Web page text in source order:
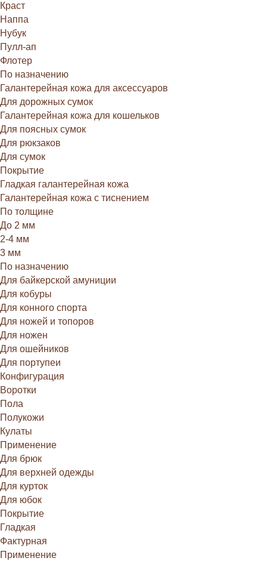
Краст
Наппа
Нубук
Пулл-ап
Флотер
По назначению
Галантерейная кожа для аксессуаров
Для дорожных сумок
Галантерейная кожа для кошельков
Для поясных сумок
Для рюкзаков
Для сумок
Покрытие
Гладкая галантерейная кожа
Галантерейная кожа с тиснением
По толщине
До 2 мм
2-4 мм
3 мм
По назначению
Для байкерской амуниции
Для кобуры
Для конного спорта
Для ножей и топоров
Для ножен
Для ошейников
Для портупеи
Конфигурация
Воротки
Пола
Полукожи
Кулаты
Применение
Для брюк
Для верхней одежды
Для курток
Для юбок
Покрытие
Гладкая
Фактурная
Применение